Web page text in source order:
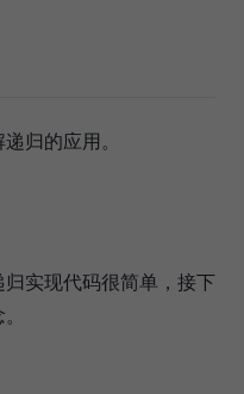
归的应用。
实现代码很简单，接下